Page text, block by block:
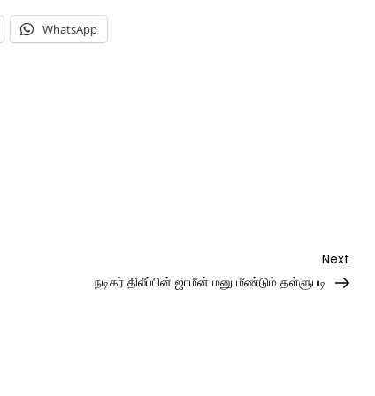
WhatsApp
Post
Next
நடிகர் திலீப்பின் ஜாமீன் மனு மீண்டும் தள்ளுபடி